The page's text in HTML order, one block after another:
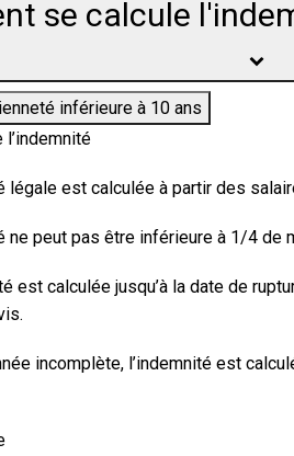
se calcule
inférieure à 10 ans
l’indemnité
légale est calculée à partir des
ne peut pas être inférieure à 1/4 de
est calculée jusqu’à la date de
incomplète, l’indemnité est